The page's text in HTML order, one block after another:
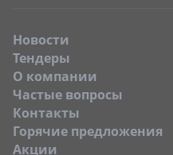
Новости
Тендеры
O компании
Частые вопросы
Контакты
Горячие предложения
Акции